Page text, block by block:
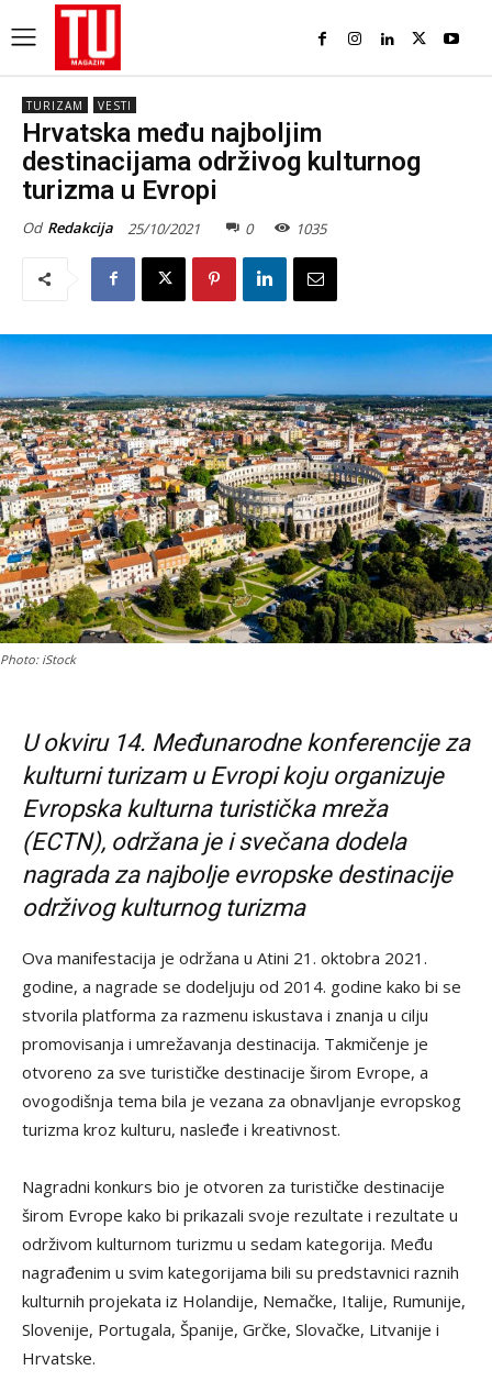
TURIZAM VESTI
Hrvatska među najboljim
destinacijama održivog kulturnog
turizma u Evropi
Od Redakcija 25/10/2021 0 1035
Photo: iStock
U okviru 14. Međunarodne konferencije za
kulturni turizam u Evropi koju organizuje
Evropska kulturna turistička mreža
(ECTN), održana je i svečana dodela
nagrada za najbolje evropske destinacije
održivog kulturnog turizma
Ova manifestacija je održana u Atini 21. oktobra 2021.
godine, a nagrade se dodeljuju od 2014. godine kako bi se
stvorila platforma za razmenu iskustava i znanja u cilju
promovisanja i umrežavanja destinacija. Takmičenje je
otvoreno za sve turističke destinacije širom Evrope, a
ovogodišnja tema bila je vezana za obnavljanje evropskog
turizma kroz kulturu, nasleđe i kreativnost.
Nagradni konkurs bio je otvoren za turističke destinacije
širom Evrope kako bi prikazali svoje rezultate i rezultate u
održivom kulturnom turizmu u sedam kategorija. Među
nagrađenim u svim kategorijama bili su predstavnici raznih
kulturnih projekata iz Holandije, Nemačke, Italije, Rumunije,
Slovenije, Portugala, Španije, Grčke, Slovačke, Litvanije i
Hrvatske.